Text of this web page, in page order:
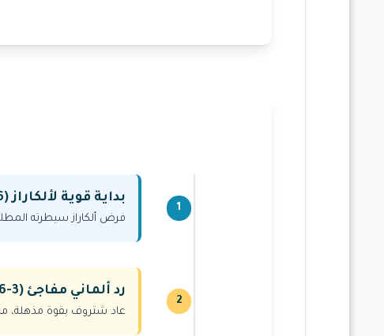
1
بداية قوية لألكاراز (6-1)
فرض ألكاراز سيطرته
2
رد ألماني مفاجئ (3-6)
عاد شتروف بقوة مذهلة،